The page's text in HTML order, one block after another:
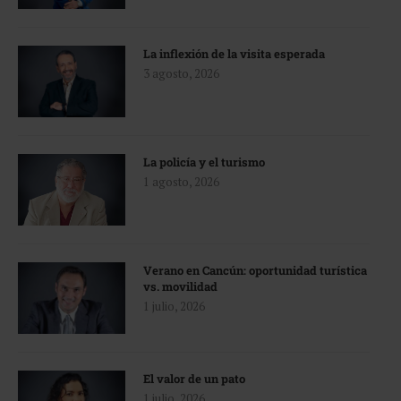
La inflexión de la visita esperada
3 agosto, 2026
La policía y el turismo
1 agosto, 2026
Verano en Cancún: oportunidad turística
vs. movilidad
1 julio, 2026
El valor de un pato